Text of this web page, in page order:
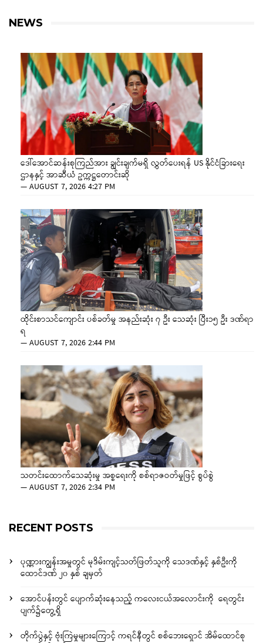
NEWS
ဒေါ်အောင်ဆန်းစုကြည်အား ချွင်းချက်မရှိ လွှတ်ပေးရန် US နိုင်ငံခြားရေး
ဌာနနှင့် အာဆီယံ ဥက္ကဋ္ဌတောင်းဆို
—AUGUST 7, 2026 4:27 PM
ထိုင်းစာသင်ကျောင်း ပစ်ခတ်မှု အနည်းဆုံး ၇ ဦး သေဆုံး ပြီး၁၅ ဦး ဒဏ်ရာ
ရ
—AUGUST 7, 2026 2:44 PM
သတင်းထောက်သေဆုံးမှု အစ္စရေးကို စစ်ရာဇဝတ်မှုဖြင့် စွပ်စွဲ
—AUGUST 7, 2026 2:34 PM
RECENT POSTS
ပုဏ္ဏားကျွန်းအမှုတွင် မုဒိမ်းကျင့်သတ်ဖြတ်သူကို သေဒဏ်နှင့် နှစ်ဦးကို
ထောင်ဒဏ် ၂၀ နှစ် ချမှတ်
အောင်ပန်းတွင် ပျောက်ဆုံးနေသည့် ကလေးငယ်အလောင်းကို ရေတွင်း
ပျက်၌တွေ့ရှိ
တိုက်ပွဲနှင့် ဗုံးကြဲမှုများကြောင့် ကရင်နီတွင် စစ်ဘေးရှောင် အိမ်ထောင်စု